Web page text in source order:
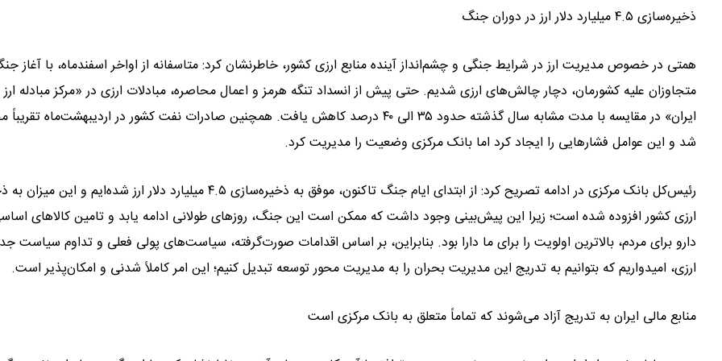
ذخیره‌سازی ۴.۵ میلیارد دلار ارز در دوران جنگ
همتی در خصوص مدیریت ارز در شرایط جنگی و چشم‌انداز آینده منابع ارزی کشور، خاطرنشان کرد: متاسفانه از اواخر اسفندماه، با آغاز
متجاوزان علیه کشورمان، دچار چالش‌های ارزی شدیم. حتی پیش از انسداد تنگه هرمز و اعمال محاصره، مبادلات ارزی در «مرکز مبادله
ایران» در مقایسه با مدت مشابه سال گذشته حدود ۳۵ الی ۴۰ درصد کاهش یافت. همچنین صادرات نفت کشور در اردیبهشت‌ماه
شد و این عوامل فشارهایی را ایجاد کرد اما بانک مرکزی وضعیت را مدیریت کرد.
رئیس‌کل بانک مرکزی در ادامه تصریح کرد: از ابتدای ایام جنگ تاکنون، موفق به ذخیره‌سازی ۴.۵ میلیارد دلار ارز شده‌ایم و این
ارزی کشور افزوده شده است؛ زیرا این پیش‌بینی وجود داشت که ممکن است این جنگ، روزهای طولانی ادامه یابد و تامین کالاهای
دارو برای مردم، بالاترین اولویت را برای ما دارا بود. بنابراین، بر اساس اقدامات صورت‌گرفته، سیاست‌های پولی فعلی و تداوم سیاست
ارزی، امیدواریم که بتوانیم به تدریج این مدیریت بحران را به مدیریت محور توسعه تبدیل کنیم؛ این امر کاملاً شدنی و امکان‌پذیر است.
منابع مالی ایران به تدریج آزاد می‌شوند که تماماً متعلق به بانک مرکزی است